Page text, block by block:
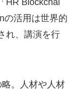
の活用は世界的
れ、講演を行
。人材や人材